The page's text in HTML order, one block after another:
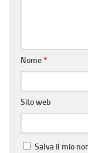
Nome*
Sito web
Salva il mio